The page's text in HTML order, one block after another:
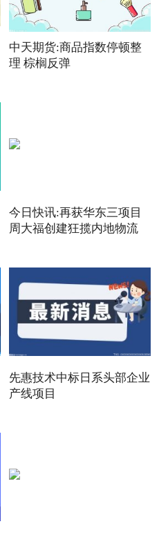
中天期货:商品指数停顿整
理 棕榈反弹
今日快讯:再获华东三项目
周大福创建狂揽内地物流
先惠技术中标日系头部企业
产线项目